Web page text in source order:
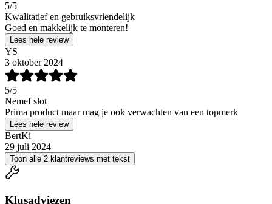
5/5
Kwalitatief en gebruiksvriendelijk
Goed en makkelijk te monteren!
Lees hele review
YS
3 oktober 2024
5/5
Nemef slot
Prima product maar mag je ook verwachten van een topmerk
Lees hele review
BertKi
29 juli 2024
Toon alle 2 klantreviews met tekst
Klusadviezen